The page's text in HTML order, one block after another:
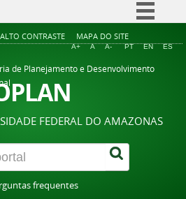
Simplifique!
Acesso à informação
Legislação
Canais
ALTO CONTRASTE MAPA DO SITE
A+ A A- PT EN ES
de Planejamento e Desenvolvimento
FEDERAL DO AMAZONAS
frequentes